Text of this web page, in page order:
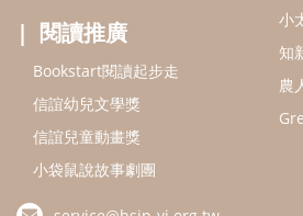
(02)2396-5305轉2345 (週一～週五
認識信誼 合作洽談 智慧財產權聲
本網站建議使用IE9(含以上)或 Google
信誼基金會/上誼文化實業股份有限公司